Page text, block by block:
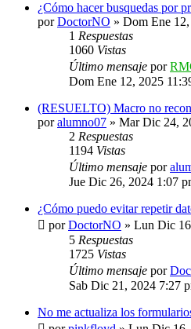
¿Cómo hacer busquedas por
porDoctorNO » Dom Ene
1 Respuestas
1060 Vistas
Último mensaje por
Dom Ene 12, 2025
(RESUELTO) Macro no
poralumno07 » Mar Dic 24,
2 Respuestas
1194 Vistas
Último mensaje por
Jue Dic 26, 2024 1:07
¿Cómo puedo evitar repetir
porDoctorNO » Lun Dic
5 Respuestas
1725 Vistas
Último mensaje por
Sab Dic 21, 2024 7:27
No me actualiza los